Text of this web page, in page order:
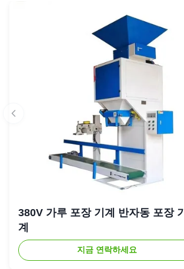
380V 가루 포장 기계 반자동 포장 기
계
지금 연락하세요